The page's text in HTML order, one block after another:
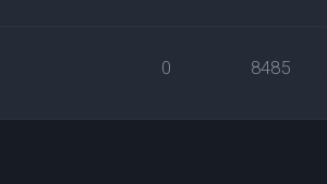
0 8485